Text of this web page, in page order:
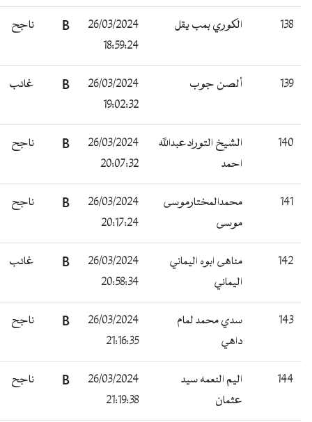
138 الكوري بمب يقل
26/03/2024
18:59:24
B ناجح
139 ألصن جوب
26/03/2024
19:02:32
B غائب
140
الشيخ التورادعبدالله
احمد
26/03/2024
20:07:32
B ناجح
141
محمدالمختارموسى
موسى
26/03/2024
20:17:24
B ناجح
142
مناهى ابوه اليماني
اليماني
26/03/2024
20:58:34
B غائب
143
سدي محمد لمام
داهي
26/03/2024
21:16:35
B ناجح
144
اليم النعمه سيد
عثمان
26/03/2024
21:19:38
B ناجح